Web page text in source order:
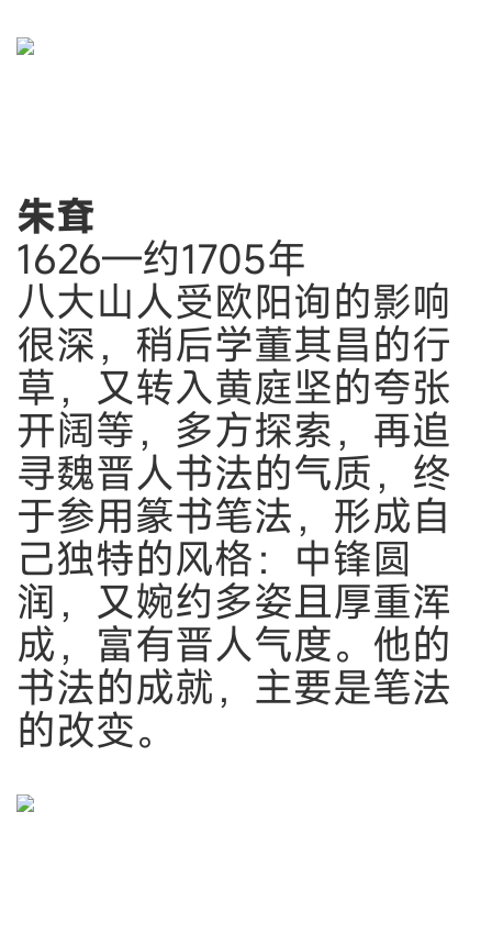
朱耷
1626—约1705年
八大山人受欧阳询的影响
很深，稍后学董其昌的行
草，又转入黄庭坚的夸张
开阔等，多方探索，再追
寻魏晋人书法的气质，终
于参用篆书笔法，形成自
己独特的风格：中锋圆
润，又婉约多姿且厚重浑
成，富有晋人气度。他的
书法的成就，主要是笔法
的改变。